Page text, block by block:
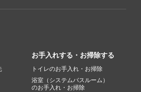
お手入れする・お掃除する
トイレのお手入れ・お掃除
浴室（システムバスルーム）
のお手入れ・お掃除